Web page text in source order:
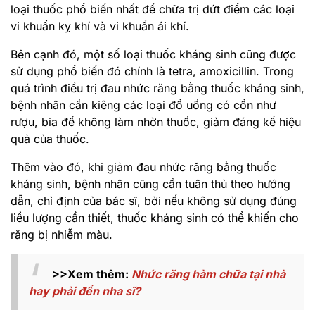
loại thuốc phổ biến nhất để chữa trị dứt điểm các loại
vi khuẩn kỵ khí và vi khuẩn ái khí.
Bên cạnh đó, một số loại thuốc kháng sinh cũng được
sử dụng phổ biến đó chính là tetra, amoxicillin. Trong
quá trình điều trị đau nhức răng bằng thuốc kháng sinh,
bệnh nhân cần kiêng các loại đồ uống có cồn như
rượu, bia để không làm nhờn thuốc, giảm đáng kể hiệu
quả của thuốc.
Thêm vào đó, khi giảm đau nhức răng bằng thuốc
kháng sinh, bệnh nhân cũng cần tuân thủ theo hướng
dẫn, chỉ định của bác sĩ, bởi nếu không sử dụng đúng
liều lượng cần thiết, thuốc kháng sinh có thể khiến cho
răng bị nhiễm màu.
>>Xem thêm: Nhức răng hàm chữa tại nhà
hay phải đến nha sĩ?